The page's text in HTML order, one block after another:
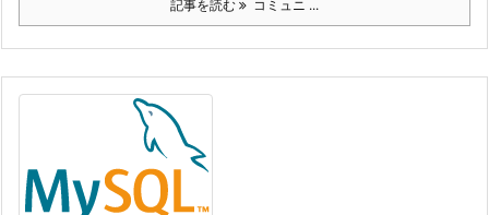
記事を読む コミュニ ...